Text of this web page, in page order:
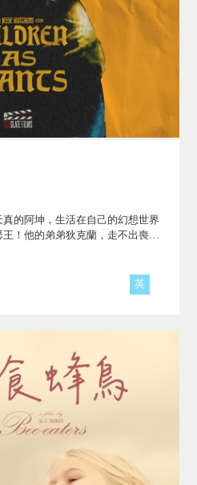
的阿坤，生活在自己的幻想世界
！他的弟弟狄克蘭，走不出喪子
英